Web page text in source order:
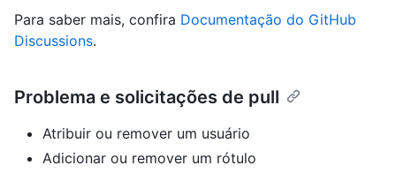
Para saber mais, confira Documentação do GitHub
Discussions.
Problema e solicitações de pull
Atribuir ou remover um usuário
Adicionar ou remover um rótulo